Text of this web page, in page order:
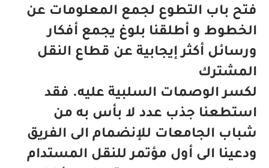
فتح باب التطوع لجمع المعلومات عن
الخطوط و أطلقنا بلوغ يجمع أفكار
ورسائل أكثر إيجابية عن قطاع النقل
المشترك
لكسر الوصمات السلبية عليه. فقد
استطعنا جذب عدد لا بأس به من
شباب الجامعات للإنضمام الى الفريق
ودعينا الى أول مؤتمر للنقل المستدام